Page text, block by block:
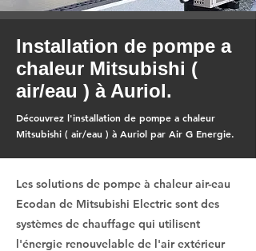
Installation de pompe a
chaleur Mitsubishi (
air/eau ) à Auriol.
Découvrez l'installation de pompe a chaleur
Mitsubishi ( air/eau ) à Auriol par Air G Energie.
Les solutions de pompe à chaleur air-eau
Ecodan de Mitsubishi Electric sont des
systèmes de chauffage qui utilisent
l'énergie renouvelable de l'air extérieur